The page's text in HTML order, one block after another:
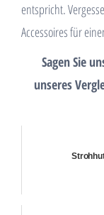
entspricht.
Accessoires für
Sagen Sie
unseres